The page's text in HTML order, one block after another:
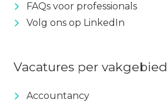
FAQs voor professionals
Volg ons op LinkedIn
Vacatures per vakgebied
Accountancy